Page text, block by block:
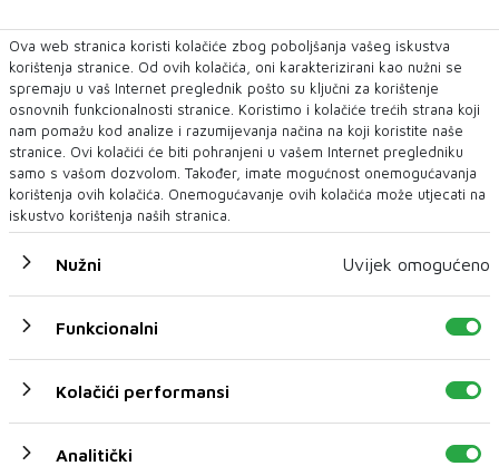
oliklinika Arbor Vitae Dr. Sarić oprostila se od prim. dr. Seada
Ova web stranica koristi kolačiće zbog poboljšanja vašeg iskustva
korištenja stranice. Od ovih kolačića, oni karakterizirani kao nužni se
spremaju u vaš Internet preglednik pošto su ključni za korištenje
osnovnih funkcionalnosti stranice. Koristimo i kolačiće trećih strana koji
nam pomažu kod analize i razumijevanja načina na koji koristite naše
stranice. Ovi kolačići će biti pohranjeni u vašem Internet pregledniku
samo s vašom dozvolom. Također, imate mogućnost onemogućavanja
korištenja ovih kolačića. Onemogućavanje ovih kolačića može utjecati na
iskustvo korištenja naših stranica.
Nužni Uvijek omogućeno
Funkcionalni
Kolačići performansi
Analitički